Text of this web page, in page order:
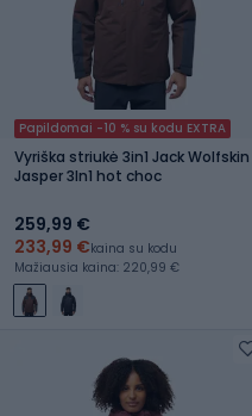
Papildomai -10 % su kodu EXTRA
Vyriška striukė 3in1 Jack Wolfskin
Jasper 3In1 hot choc
259,99 €
233,99 €kaina su kodu
Mažiausia kaina: 220,99 €